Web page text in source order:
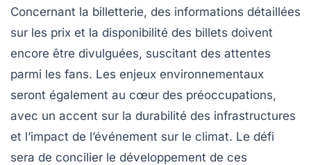
Concernant la billetterie, des informations détaillées
sur les prix et la disponibilité des billets doivent
encore être divulguées, suscitant des attentes
parmi les fans. Les enjeux environnementaux
seront également au cœur des préoccupations,
avec un accent sur la durabilité des infrastructures
et l’impact de l’événement sur le climat. Le défi
sera de concilier le développement de ces